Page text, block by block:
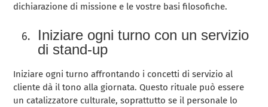
dichiarazione di missione e le vostre basi filosofiche.
Iniziare ogni turno con un servizio
di stand-up
Iniziare ogni turno affrontando i concetti di servizio al
cliente dà il tono alla giornata. Questo rituale può essere
un catalizzatore culturale, soprattutto se il personale lo